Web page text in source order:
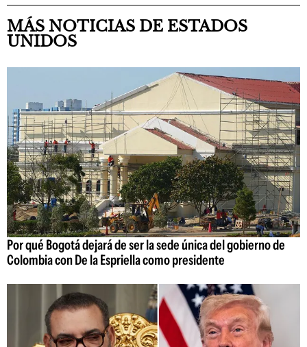
MÁS NOTICIAS DE ESTADOS
UNIDOS
Por qué Bogotá dejará de ser la sede única del gobierno de
Colombia con De la Espriella como presidente